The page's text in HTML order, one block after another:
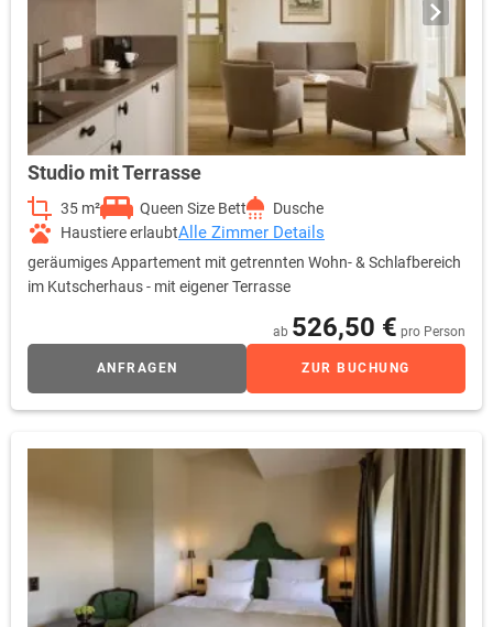
Studio mit Terrasse
35 m² Queen Size Bett
Dusche
Haustiere erlaubtAlle Zimmer Details
geräumiges Appartement mit getrennten Wohn- & Schlafbereich
im Kutscherhaus - mit eigener Terrasse
ab 526,50 € pro Person
ANFRAGEN ZUR BUCHUNG